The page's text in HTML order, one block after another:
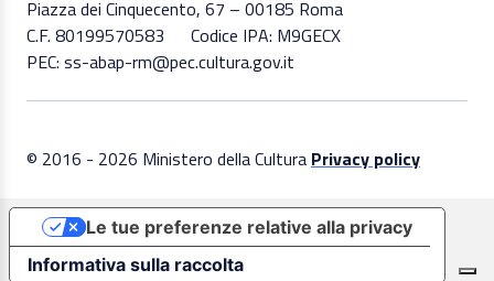
Piazza dei Cinquecento, 67 – 00185 Roma
C.F. 80199570583
Codice IPA: M9GECX
PEC: ss-abap-rm@pec.cultura.gov.it
© 2016 - 2026 Ministero della Cultura Privacy policy
Informativa sulla raccolta
Le tue preferenze relative alla privacy